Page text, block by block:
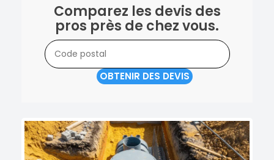
Comparez les devis des
pros près de chez vous.
OBTENIR DES DEVIS